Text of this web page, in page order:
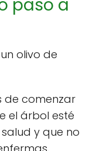
paso a
olivo de
de comenzar
el árbol esté
y que no